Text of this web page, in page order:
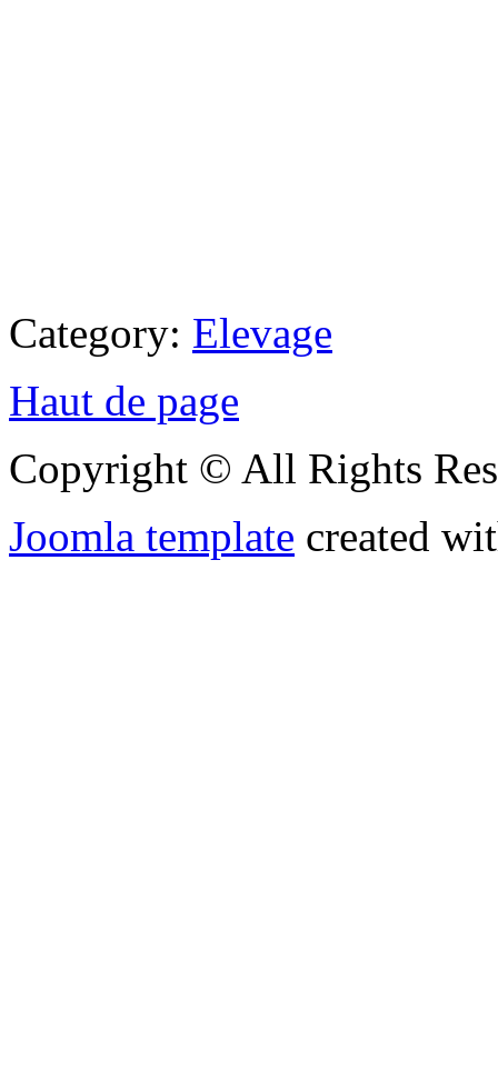
Category: Elevage
Haut de page
Copyright © All Rights
Joomla template created